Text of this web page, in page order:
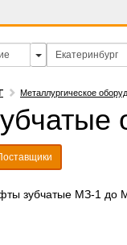
Металлургическое
зубчатые МЗ-1 до